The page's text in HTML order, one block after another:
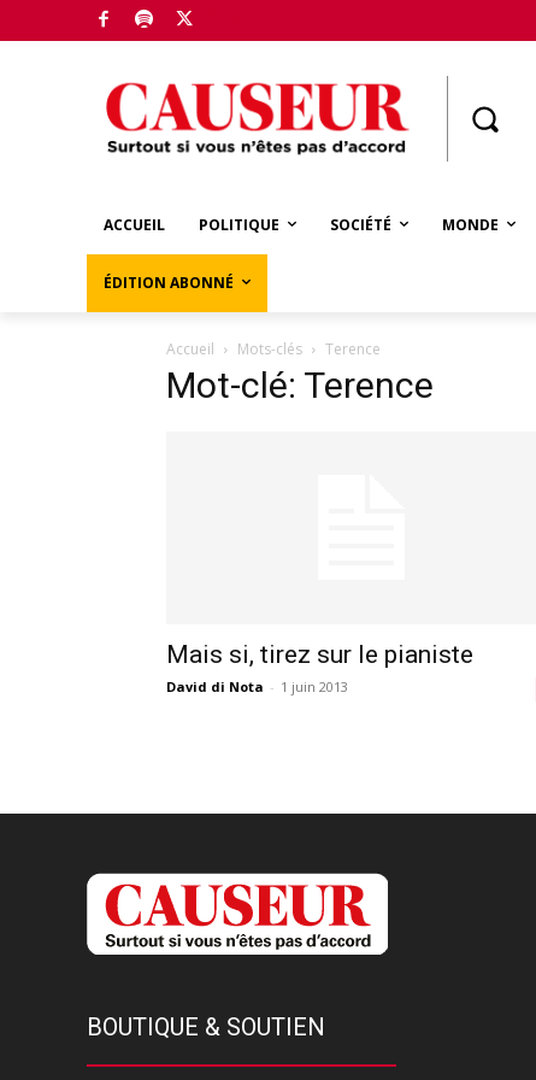
ACCUEIL POLITIQUE SOCIÉTÉ MONDE
ÉDITION ABONNÉ
Accueil Mots-clés Terence
Mot-clé: Terence
Mais si, tirez sur le pianiste
David di Nota - 1 juin 2013
BOUTIQUE & SOUTIEN